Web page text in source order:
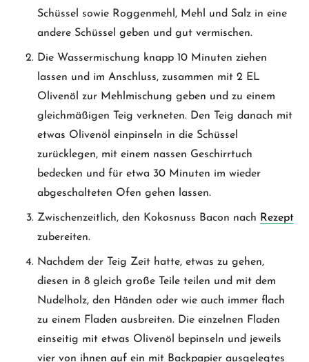
Schüssel sowie Roggenmehl, Mehl und Salz in eine
andere Schüssel geben und gut vermischen.
Die Wassermischung knapp 10 Minuten ziehen
lassen und im Anschluss, zusammen mit 2 EL
Olivenöl zur Mehlmischung geben und zu einem
gleichmäßigen Teig verkneten. Den Teig danach mit
etwas Olivenöl einpinseln in die Schüssel
zurücklegen, mit einem nassen Geschirrtuch
bedecken und für etwa 30 Minuten im wieder
abgeschalteten Ofen gehen lassen.
Zwischenzeitlich, den Kokosnuss Bacon nach Rezept
zubereiten.
Nachdem der Teig Zeit hatte, etwas zu gehen,
diesen in 8 gleich große Teile teilen und mit dem
Nudelholz, den Händen oder wie auch immer flach
zu einem Fladen ausbreiten. Die einzelnen Fladen
einseitig mit etwas Olivenöl bepinseln und jeweils
vier von ihnen auf ein mit Backpapier ausgelegtes